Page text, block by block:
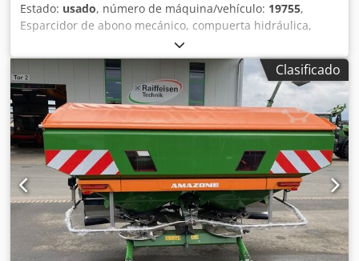
Estado: usado, número de máquina/vehículo: 19755,
Esparcidor de abono mecánico, compuerta hidráulica,
unidad de 2 vías, suplemento de tolva / eje cardán /
Codpfx Asr Hn D Neixerf
Clasificado